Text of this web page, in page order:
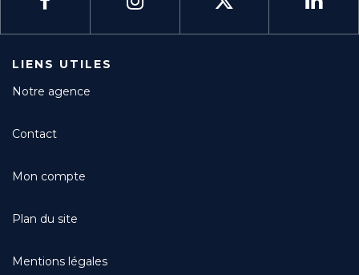
LIENS UTILES
Notre agence
Contact
Mon compte
Plan du site
Mentions légales